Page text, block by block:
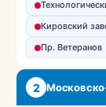
Кировский
Пр. Ветеранов
2